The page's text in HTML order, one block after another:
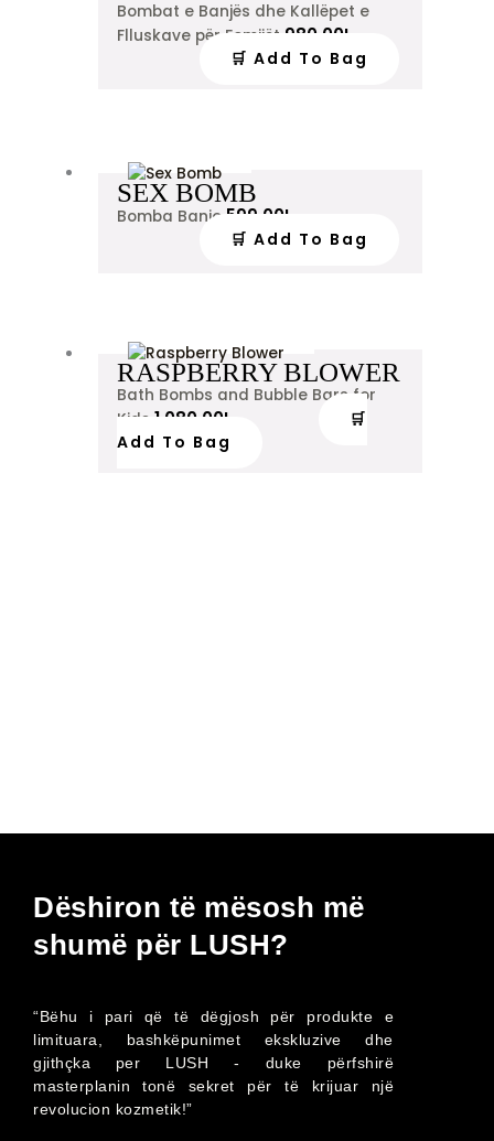
Bombat e Banjës dhe Kallëpet e
Flluskave për Femijët 980.00L
🛒 Add To Bag
SEX BOMB
Bomba Banje 599.00L
🛒 Add To Bag
RASPBERRY BLOWER
Bath Bombs and Bubble Bars for
Kids 1,080.00L
🛒
Add To Bag
Dëshiron të mësosh më
shumë për LUSH?
“Bëhu i pari që të dëgjosh për produkte e
limituara, bashkëpunimet ekskluzive dhe
gjithçka per LUSH - duke përfshirë
masterplanin tonë sekret për të krijuar një
revolucion kozmetik!”